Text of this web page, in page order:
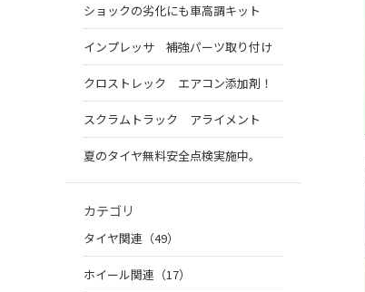
ショックの劣化にも車高調キット
インプレッサ 補強パーツ取り付け
クロストレック エアコン添加剤！
スクラムトラック アライメント
夏のタイヤ無料安全点検実施中。
カテゴリ
タイヤ関連（49）
ホイール関連（17）